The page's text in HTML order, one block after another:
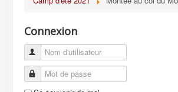
TOUT SUR LE GUMS
ESCALADE
ALPINISME
Connexion